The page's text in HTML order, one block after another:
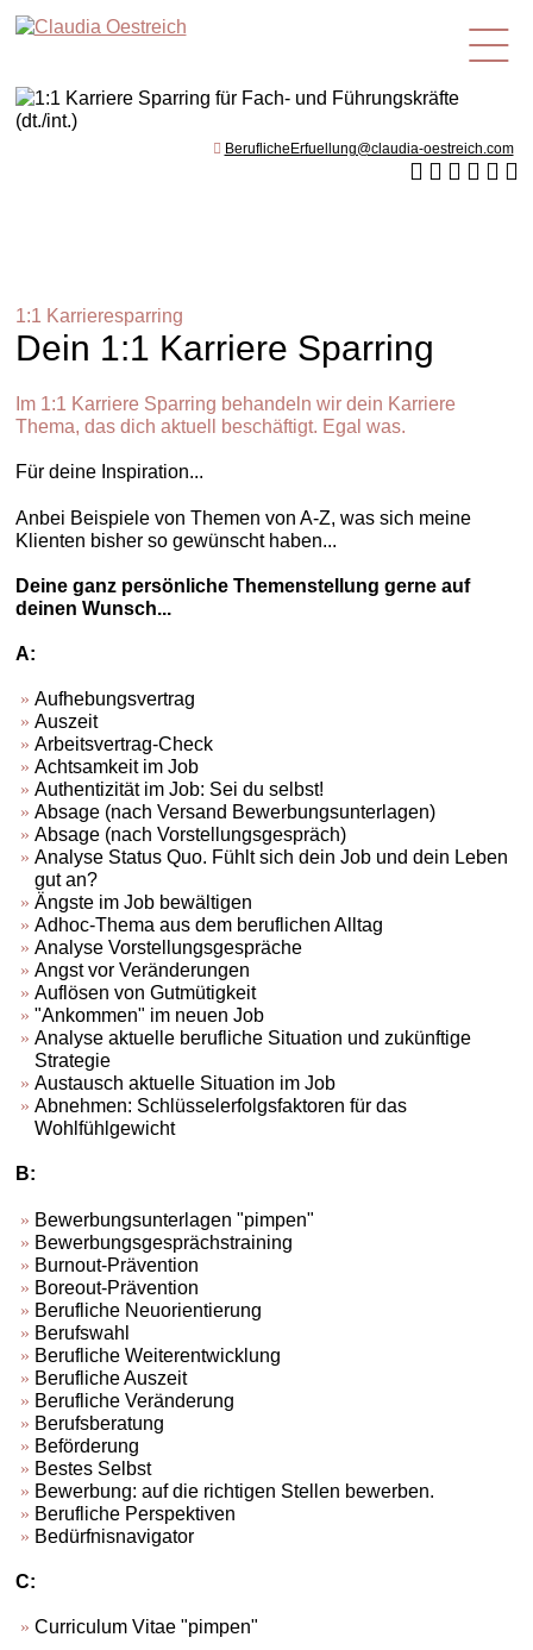
de
BeruflicheErfuellung@claudia-oestreich.com
1:1 Karrieresparring
Dein 1:1 Karriere Sparring
Im 1:1 Karriere Sparring behandeln wir dein Karriere
Thema, das dich aktuell beschäftigt. Egal was.
Für deine Inspiration...
Anbei Beispiele von Themen von A-Z, was sich meine
Klienten bisher so gewünscht haben...
Deine ganz persönliche Themenstellung gerne auf
deinen Wunsch...
A:
Aufhebungsvertrag
Auszeit
Arbeitsvertrag-Check
Achtsamkeit im Job
Authentizität im Job: Sei du selbst!
Absage (nach Versand Bewerbungsunterlagen)
Absage (nach Vorstellungsgespräch)
Analyse Status Quo. Fühlt sich dein Job und dein Leben
gut an?
Ängste im Job bewältigen
Adhoc-Thema aus dem beruflichen Alltag
Analyse Vorstellungsgespräche
Angst vor Veränderungen
Auflösen von Gutmütigkeit
"Ankommen" im neuen Job
Analyse aktuelle berufliche Situation und zukünftige
Strategie
Austausch aktuelle Situation im Job
Abnehmen: Schlüsselerfolgsfaktoren für das
Wohlfühlgewicht
B:
Bewerbungsunterlagen "pimpen"
Bewerbungsgesprächstraining
Burnout-Prävention
Boreout-Prävention
Berufliche Neuorientierung
Berufswahl
Berufliche Weiterentwicklung
Berufliche Auszeit
Berufliche Veränderung
Berufsberatung
Beförderung
Bestes Selbst
Bewerbung: auf die richtigen Stellen bewerben.
Berufliche Perspektiven
Bedürfnisnavigator
C:
Curriculum Vitae "pimpen"